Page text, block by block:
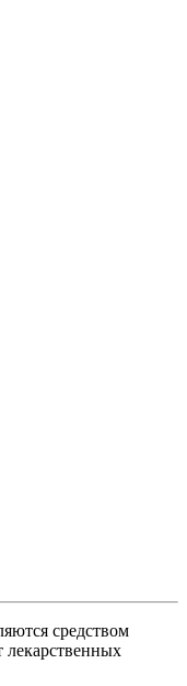
средством
лекарственных